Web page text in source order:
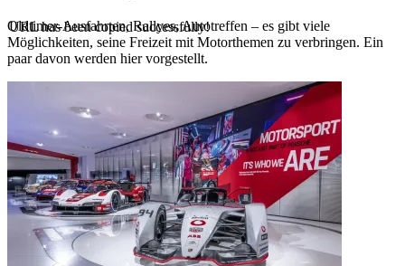
Oldtimer-Ausfahrten, Rallyes, Autotreffen – es gibt viele
Möglichkeiten, seine Freizeit mit Motorthemen zu verbringen. Ein
paar davon werden hier vorgestellt.
URL has been copied successfully!